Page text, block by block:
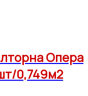
Опера
0,749м2